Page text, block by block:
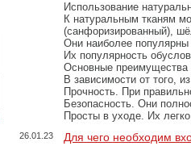
Использование
К натуральным тканям
(санфоризированный),
Они наиболее популярны
Их популярность
Основные преимущества
В зависимости от того,
Прочность. При
Безопасность. Они
Просты в уходе. Их
26.01.23 Для чего необходим